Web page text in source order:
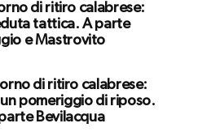
di ritiro calabrese:
tattica. A parte
e Mastrovito
di ritiro calabrese:
pomeriggio di riposo.
Bevilacqua